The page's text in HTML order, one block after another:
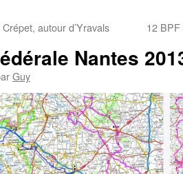
autour d’Yravals 12
Nantes
Guy